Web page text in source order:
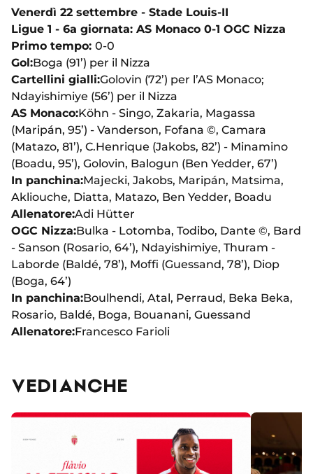
Venerdì 22 settembre - Stade Louis-II
Ligue 1 - 6a giornata: AS Monaco 0-1 OGC Nizza
Primo tempo: 0-0
Gol:Boga (91’) per il Nizza
Cartellini gialli:Golovin (72’) per l’AS Monaco;
Ndayishimiye (56’) per il Nizza
AS Monaco:Köhn - Singo, Zakaria, Magassa
(Maripán, 95’) - Vanderson, Fofana ©, Camara
(Matazo, 81’), C.Henrique (Jakobs, 82’) - Minamino
(Boadu, 95’), Golovin, Balogun (Ben Yedder, 67’)
In panchina:Majecki, Jakobs, Maripán, Matsima,
Akliouche, Diatta, Matazo, Ben Yedder, Boadu
Allenatore:Adi Hütter
OGC Nizza:Bulka - Lotomba, Todibo, Dante ©, Bard
- Sanson (Rosario, 64’), Ndayishimiye, Thuram -
Laborde (Baldé, 78’), Moffi (Guessand, 78’), Diop
(Boga, 64’)
In panchina:Boulhendi, Atal, Perraud, Beka Beka,
Rosario, Baldé, Boga, Bouanani, Guessand
Allenatore:Francesco Farioli
VEDI ANCHE